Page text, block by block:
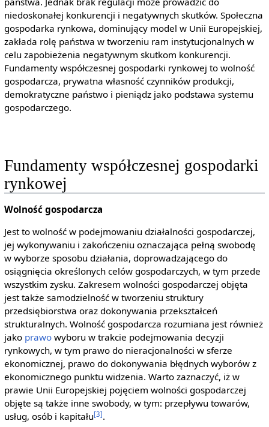
niedoskonałej konkurencji i negatywnych skutków. Społeczna
gospodarka rynkowa, dominujący model w Unii Europejskiej,
zakłada rolę państwa w tworzeniu ram instytucjonalnych w
celu zapobieżenia negatywnym skutkom konkurencji.
Fundamenty współczesnej gospodarki rynkowej to wolność
gospodarcza, prywatna własność czynników produkcji,
demokratyczne państwo i pieniądz jako podstawa systemu
gospodarczego.
Fundamenty współczesnej gospodarki
rynkowej
Wolność gospodarcza
Jest to wolność w podejmowaniu działalności gospodarczej,
jej wykonywaniu i zakończeniu oznaczająca pełną swobodę
w wyborze sposobu działania, doprowadzającego do
osiągnięcia określonych celów gospodarczych, w tym przede
wszystkim zysku. Zakresem wolności gospodarczej objęta
jest także samodzielność w tworzeniu struktury
przedsiębiorstwa oraz dokonywania przekształceń
strukturalnych. Wolność gospodarcza rozumiana jest również
jako prawowyboru w trakcie podejmowania decyzji
rynkowych, w tym prawo do nieracjonalności w sferze
ekonomicznej, prawo do dokonywania błędnych wyborów z
ekonomicznego punktu widzenia. Warto zaznaczyć, iż w
prawie Unii Europejskiej pojęciem wolności gospodarczej
objęte są także inne swobody, w tym: przepływu towarów,
usług, osób i kapitału[3].